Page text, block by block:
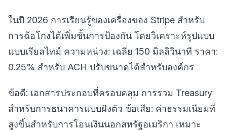
ในปี 2026 การเรียนรู้ของเครื่องของ Stripe สำหรับ
การฉ้อโกงได้เพิ่มชั้นการป้องกัน โดยวิเคราะห์รูปแบบ
แบบเรียลไทม์ ความหน่วง: เฉลี่ย 150 มิลลิวินาที ราคา:
0.25% สำหรับ ACH ปรับขนาดได้สำหรับองค์กร
ข้อดี: เอกสารประกอบที่ครอบคลุม การรวม Treasury
สำหรับการธนาคารแบบฝังตัว ข้อเสีย: ค่าธรรมเนียมที่
สูงขึ้นสำหรับการโอนเงินนอกสหรัฐอเมริกา เหมาะ